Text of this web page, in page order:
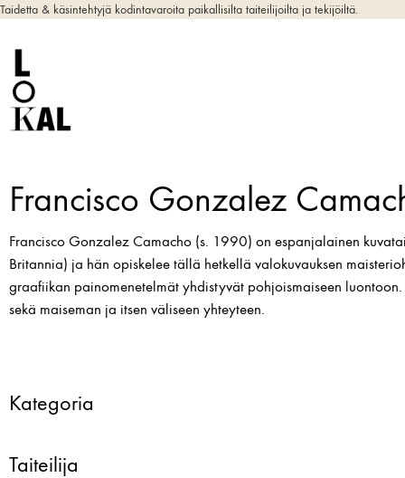
Taidetta & käsintehtyjä kodintavaroita paikallisilta taiteilijoilta ja tekijöiltä.
Francisco Gonzalez
Francisco Gonzalez Camacho (s. 1990) on espanjalainen
Britannia) ja hän opiskelee tällä hetkellä valokuvauksen
graafiikan painomenetelmät yhdistyvät pohjoismaiseen
sekä maiseman ja itsen väliseen yhteyteen.
Kategoria
Taiteilija